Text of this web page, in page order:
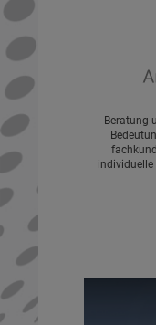
Beratung
individuelle